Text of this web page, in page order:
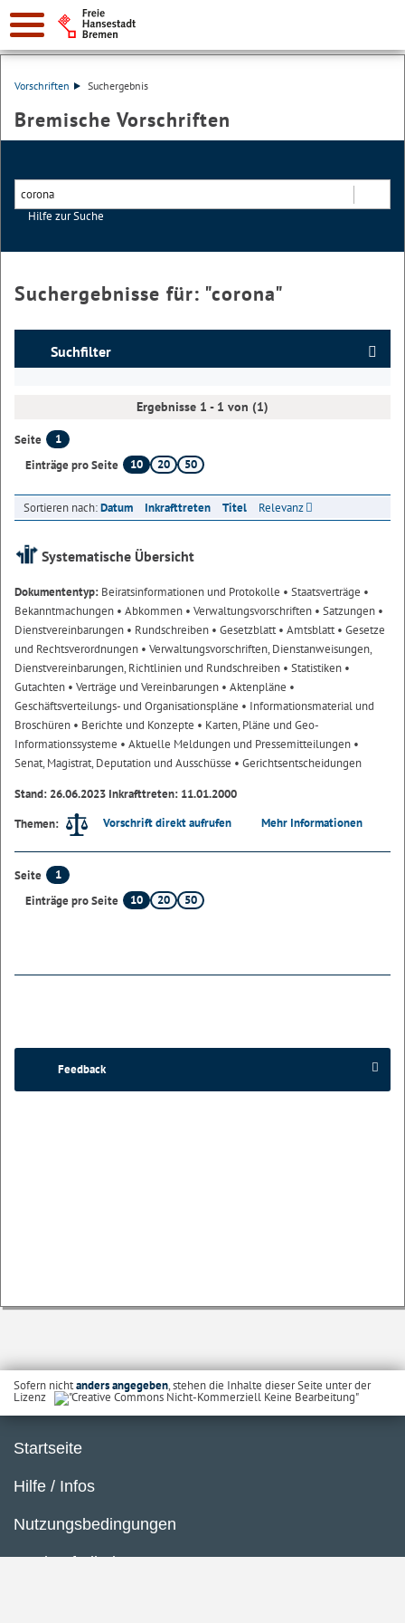
Vorschriften Suchergebnis
Bremische Vorschriften
Hilfe zur Suche
Suchergebnisse für: "corona"
Suchfilter
Ergebnisse 1 - 1 von (1)
Seite
1
Einträge pro Seite
10 20 50
Sortieren nach:Datum Inkrafttreten Titel Relevanz
Systematische Übersicht
Dokumententyp: Beiratsinformationen und Protokolle • Staatsverträge •
Bekanntmachungen • Abkommen • Verwaltungsvorschriften • Satzungen •
Dienstvereinbarungen • Rundschreiben • Gesetzblatt• Amtsblatt• Gesetze
und Rechtsverordnungen • Verwaltungsvorschriften, Dienstanweisungen,
Dienstvereinbarungen, Richtlinien und Rundschreiben • Statistiken •
Gutachten • Verträge und Vereinbarungen • Aktenpläne •
Geschäftsverteilungs- und Organisationspläne • Informationsmaterial und
Broschüren • Berichte und Konzepte • Karten, Pläne und Geo-
Informationssysteme • Aktuelle Meldungen und Pressemitteilungen •
Senat, Magistrat, Deputation und Ausschüsse • Gerichtsentscheidungen
Stand: 26.06.2023 Inkrafttreten: 11.01.2000
Themen:
Vorschrift direkt aufrufen Mehr Informationen
Seite
1
Einträge pro Seite
10 20 50
Feedback
Sofern nichtanders angegeben, stehen die Inhalte dieser Seite unter der
Lizenz
Startseite
Hilfe / Infos
Nutzungsbedingungen
Barrierefreiheit